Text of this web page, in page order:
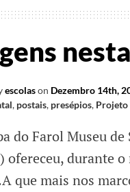
escolason Dezembro 14th,
, postais, presépios, Projeto
do Farol Museu
ofereceu, durante
que mais nos